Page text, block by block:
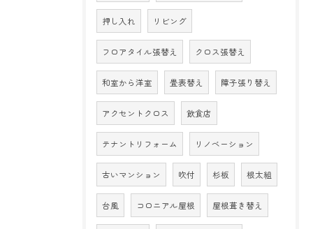
押し入れ リビング
フロアタイル張替え クロス張替え
和室から洋室 畳表替え 障子張り替え
アクセントクロス 飲食店
テナントリフォーム リノベーション
古いマンション 吹付 杉板 根太組
台風 コロニアル屋根 屋根葺き替え